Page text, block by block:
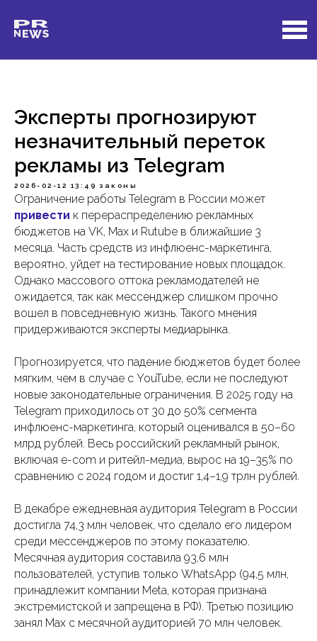
Эксперты прогнозируют
незначительный переток
рекламы из Telegram
2026-02-12 13:49 законы
Ограничение работы Telegram в России может
привести к перераспределению рекламных
бюджетов на VK, Max и Rutube в ближайшие 3
месяца. Часть средств из инфлюенс-маркетинга,
вероятно, уйдет на тестирование новых площадок.
Однако массового оттока рекламодателей не
ожидается, так как мессенджер слишком прочно
вошел в повседневную жизнь. Такого мнения
придерживаются эксперты медиарынка.
Прогнозируется, что падение бюджетов будет более
мягким, чем в случае с YouTube, если не последуют
новые законодательные ограничения. В 2025 году на
Telegram приходилось от 30 до 50% сегмента
инфлюенс-маркетинга, который оценивался в 50–60
млрд рублей. Весь российский рекламный рынок,
включая e-com и ритейл-медиа, вырос на 19–35% по
сравнению с 2024 годом и достиг 1,4–1,9 трлн рублей.
В декабре ежедневная аудитория Telegram в России
достигла 74,3 млн человек, что сделало его лидером
среди мессенджеров по этому показателю.
Месячная аудитория составила 93,6 млн
пользователей, уступив только WhatsApp (94,5 млн,
принадлежит компании Meta, которая признана
экстремистской и запрещена в РФ). Третью позицию
занял Max с месячной аудиторией 70 млн человек.